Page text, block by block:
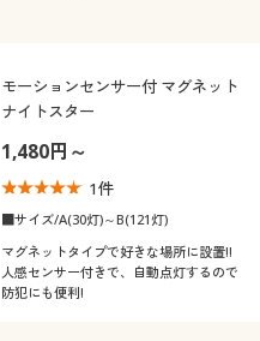
モーションセンサー付 マグネット
ナイトスター
1,480円～
1件
■サイズ/A(30灯)～B(121灯)
マグネットタイプで好きな場所に設置!!
人感センサー付きで、自動点灯するので
防犯にも便利!